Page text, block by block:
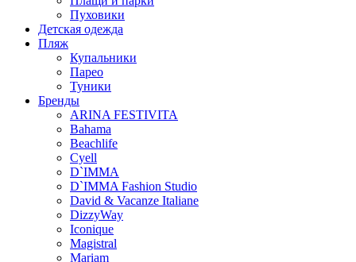
Пуховики
Детская одежда
Пляж
Купальники
Парео
Туники
Бренды
ARINA FESTIVITA
Bahama
Beachlife
Cyell
D`IMMA
D`IMMA Fashion Studio
David & Vacanze Italiane
DizzyWay
Iconique
Magistral
Mariam